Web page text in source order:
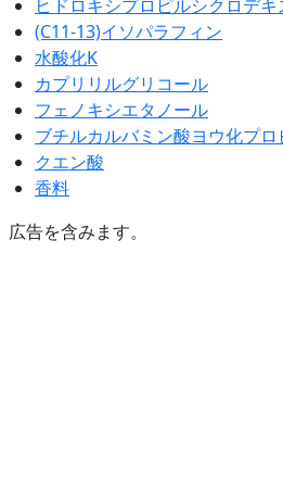
ヒドロキシプロピルシクロデキ
(C11-13)イソパラフィン
水酸化K
カプリリルグリコール
フェノキシエタノール
ブチルカルバミン酸ヨウ化プロ
クエン酸
香料
広告を含みます。